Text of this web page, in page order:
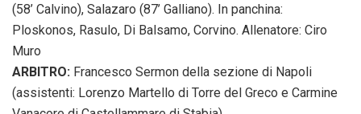
(58’ Calvino), Salazaro (87’ Galliano). In panchina:
Ploskonos, Rasulo, Di Balsamo, Corvino. Allenatore: Ciro
Muro
ARBITRO: Francesco Sermon della sezione di Napoli
(assistenti: Lorenzo Martello di Torre del Greco e Carmine